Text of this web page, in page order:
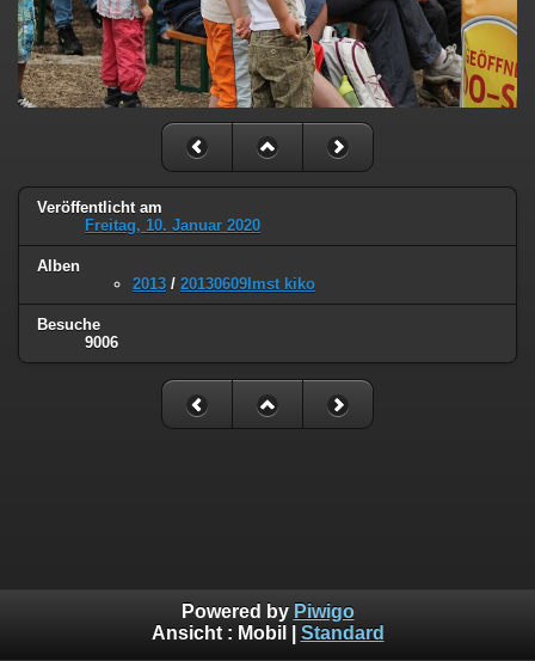
Veröffentlicht am
Freitag, 10. Januar 2020
Alben
2013 / 20130609Imst kiko
Besuche
9006
Powered by Piwigo
Ansicht : Mobil Standard